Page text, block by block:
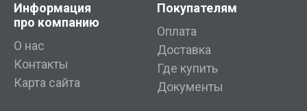
Информация
про компанию
О нас
Контакты
Карта сайта
Покупателям
Оплата
Доставка
Где купить
Документы